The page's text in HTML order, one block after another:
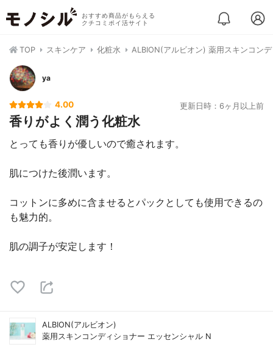
おすすめ商品がもらえる
クチコミポイ活サイト
TOP スキンケア 化粧水 ALBION(アルビオン) 薬用スキンコン
ya
4.00 更新日時：6ヶ月以上前
香りがよく潤う化粧水
とっても香りが優しいので癒されます。
肌につけた後潤います。
コットンに多めに含ませるとパックとしても使用できるの
も魅力的。
肌の調子が安定します！
ALBION(アルビオン)
薬用スキンコンディショナー エッセンシャル N